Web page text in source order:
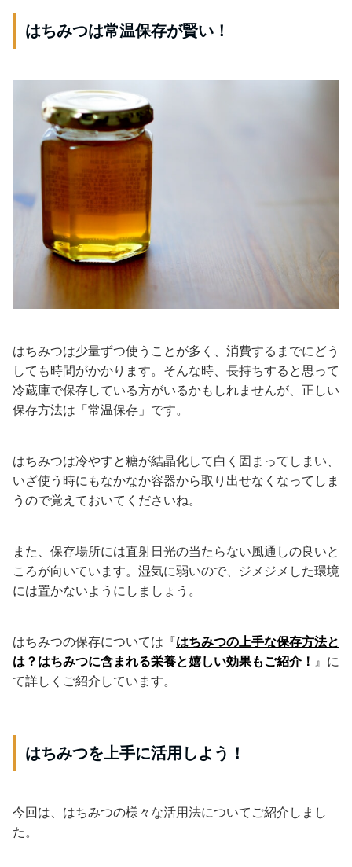
はちみつは常温保存が賢い！
はちみつは少量ずつ使うことが多く、消費するまでにどう
しても時間がかかります。そんな時、長持ちすると思って
冷蔵庫で保存している方がいるかもしれませんが、正しい
保存方法は「常温保存」です。
はちみつは冷やすと糖が結晶化して白く固まってしまい、
いざ使う時にもなかなか容器から取り出せなくなってしま
うので覚えておいてくださいね。
また、保存場所には直射日光の当たらない風通しの良いと
ころが向いています。湿気に弱いので、ジメジメした環境
には置かないようにしましょう。
はちみつの保存については『はちみつの上手な保存方法と
は？はちみつに含まれる栄養と嬉しい効果もご紹介！ 』に
て詳しくご紹介しています。
はちみつを上手に活用しよう！
今回は、はちみつの様々な活用法についてご紹介しまし
た。